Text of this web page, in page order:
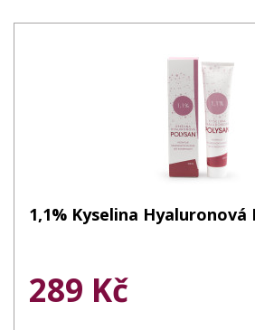
1,1% Kyselina Hyaluronová
289 Kč